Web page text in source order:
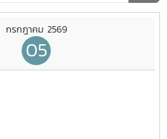
กรกฎาคม 2569
05